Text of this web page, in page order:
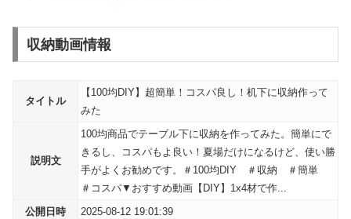
収納動画情報
タイトル
【100均DIY】超簡単！コスパ良し！机下に収納作って
みた
説明文
100均商品でテーブル下に収納を作ってみた。簡単にで
きるし、コスパもよ良い！夏場だけになるけど、使い勝
手がよくお勧めです。＃100均DIY ＃収納 ＃簡単
＃コスパ▼おすすめ動画【DIY】1x4材で作...
公開日時
2025-08-12 19:01:39